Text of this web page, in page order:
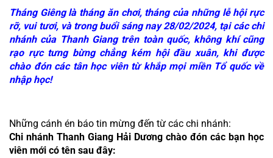
Tháng Giêng là tháng ăn chơi, tháng của những lễ hội rực
rỡ, vui tươi, và trong buổi sáng nay 28/02/2024, tại các chi
nhánh của Thanh Giang trên toàn quốc, không khí cũng
rạo rực tưng bừng chẳng kém hội đầu xuân, khi được
chào đón các tân học viên từ khắp mọi miền Tổ quốc về
nhập học!
Những cánh én báo tin mừng đến từ các chi nhánh:
Chi nhánh Thanh Giang Hải Dương chào đón các bạn học
viên mới có tên sau đây: